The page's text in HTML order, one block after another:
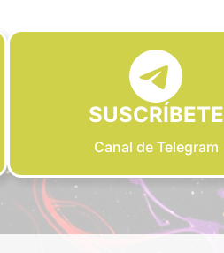
SUSCRÍBETE
Canal de Telegram